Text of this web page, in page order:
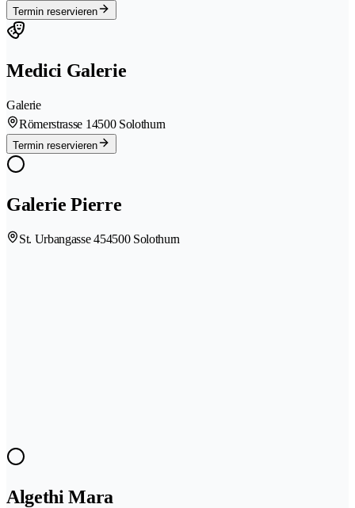
Termin reservieren
Medici Galerie
Galerie
Römerstrasse 14500 Solothurn
Termin reservieren
Galerie Pierre
St. Urbangasse 454500 Solothurn
Algethi Mara